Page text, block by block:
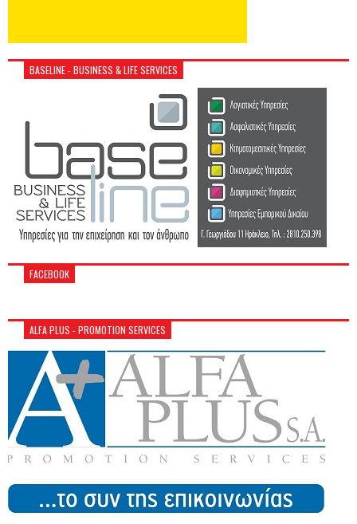
BASELINE - BUSINESS & LIFE SERVICES
FACEBOOK
ALFA PLUS - PROMOTION SERVICES